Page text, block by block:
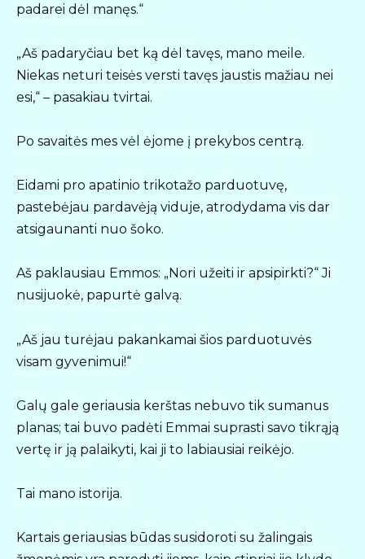
padarei dėl manęs.“
„Aš padaryčiau bet ką dėl tavęs, mano meile.
Niekas neturi teisės versti tavęs jaustis mažiau nei
esi,“ – pasakiau tvirtai.
Po savaitės mes vėl ėjome į prekybos centrą.
Eidami pro apatinio trikotažo parduotuvę,
pastebėjau pardavėją viduje, atrodydama vis dar
atsigaunanti nuo šoko.
Aš paklausiau Emmos: „Nori užeiti ir apsipirkti?“ Ji
nusijuokė, papurtė galvą.
„Aš jau turėjau pakankamai šios parduotuvės
visam gyvenimui!“
Galų gale geriausia kerštas nebuvo tik sumanus
planas; tai buvo padėti Emmai suprasti savo tikrąją
vertę ir ją palaikyti, kai ji to labiausiai reikėjo.
Tai mano istorija.
Kartais geriausias būdas susidoroti su žalingais